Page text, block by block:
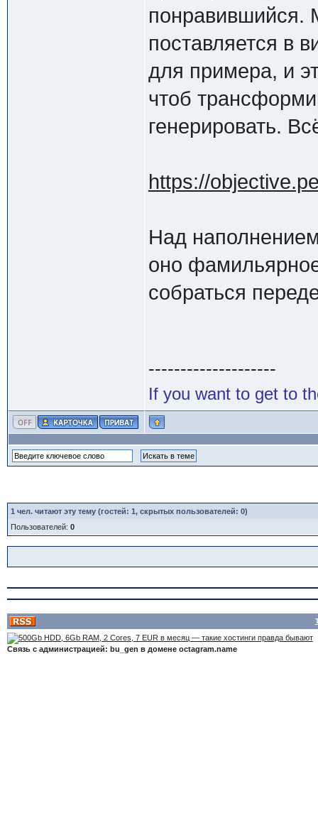
поставляется в
для примера, и
чтоб
генерировать.
https://
Над
оно
собраться
--------------------
If you want to get to
1 чел. читают эту тему (гостей: 1, скрытых пользователей: 0)
Пользователей: 0
Связь с администрацией: bu_gen в домене octagram.name